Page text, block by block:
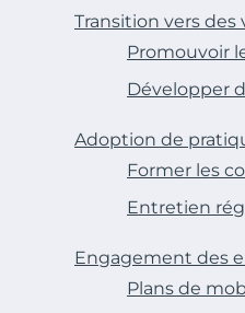
Transition vers des
Promouvoir
Développer
Adoption de
Former les
Entretien
Engagement des
Plans de